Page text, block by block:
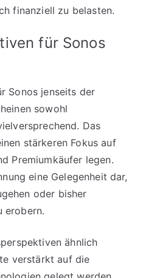
finanziell zu belasten.
für Sonos
Sonos jenseits der
sowohl
Das
stärkeren Fokus auf
Premiumkäufer legen.
eine Gelegenheit dar,
oder bisher
erobern.
ähnlich
verstärkt auf die